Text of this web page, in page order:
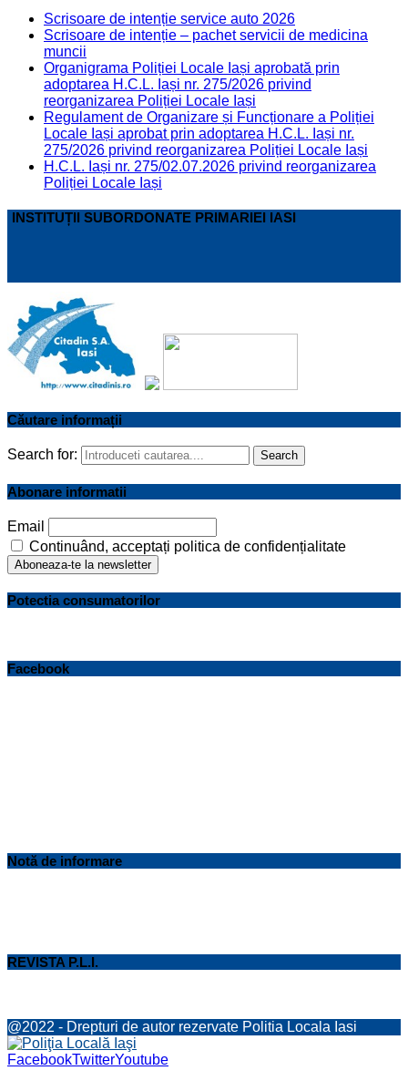
Scrisoare de intenție service auto 2026
Scrisoare de intenție – pachet servicii de medicina
muncii
Organigrama Poliției Locale Iași aprobată prin
adoptarea H.C.L. Iași nr. 275/2026 privind
reorganizarea Poliției Locale Iași
Regulament de Organizare și Funcționare a Poliției
Locale Iași aprobat prin adoptarea H.C.L. Iași nr.
275/2026 privind reorganizarea Poliției Locale Iași
H.C.L. Iași nr. 275/02.07.2026 privind reorganizarea
Poliției Locale Iași
INSTITUȚII SUBORDONATE PRIMARIEI IASI
Căutare informații
Search for: Search
Abonare informatii
Email
Continuând, acceptați politica de confidențialitate
Potectia consumatorilor
Facebook
Notă de informare
REVISTA P.L.I.
@2022 - Drepturi de autor rezervate Politia Locala Iasi
FacebookTwitterYoutube